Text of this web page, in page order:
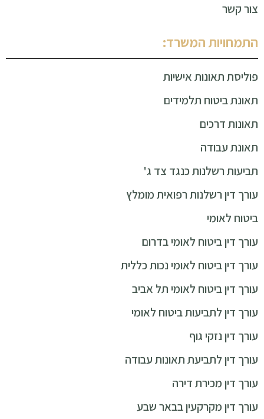
צור קשר
התמחויות המשרד:
פוליסת תאונות אישיות
תאונת ביטוח תלמידים
תאונות דרכים
תאונת עבודה
תביעות רשלנות כנגד צד ג'
עורך דין רשלנות רפואית מומלץ
ביטוח לאומי
עורך דין ביטוח לאומי בדרום
עורך דין ביטוח לאומי נכות כללית
עורך דין ביטוח לאומי תל אביב
עורך דין לתביעות ביטוח לאומי
עורך דין נזקי גוף
עורך דין לתביעת תאונות עבודה
עורך דין מכירת דירה
עורך דין מקרקעין בבאר שבע